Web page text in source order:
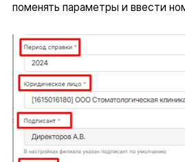
поменять параметры и ввести